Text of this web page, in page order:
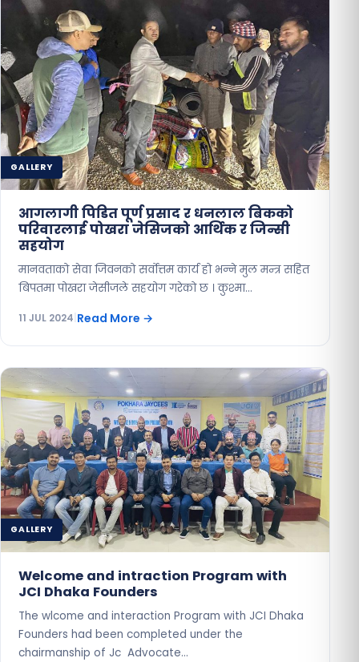
GALLERY
आगलागी पिडित पूर्ण प्रसाद र धनलाल बिकको
परिवारलाई पोखरा जेसिजको आर्थिक र जिन्सी
सहयोग
मानवताको सेवा जिवनको सर्वोत्तम कार्य हो भन्ने मुल मन्त्र सहित
बिपतमा पोखरा जेसीजले सहयोग गरेको छ । कुश्मा…
11 JUL 2024 Read More →
GALLERY
Welcome and intraction Program with
JCI Dhaka Founders
The wlcome and interaction Program with JCI Dhaka
Founders had been completed under the
chairmanship of Jc Advocate…